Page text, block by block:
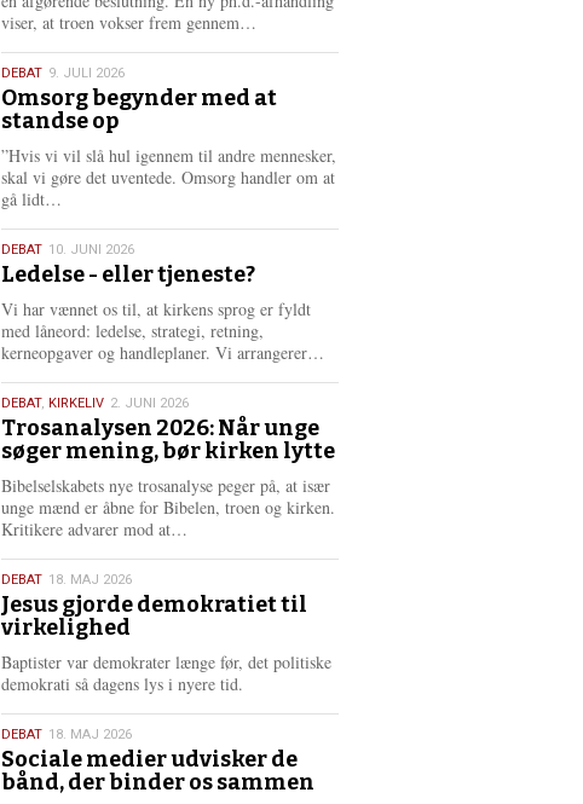
viser, at troen vokser frem gennem…
e
e
9.
juli
2026
DEBAT 9. JULI 2026
Omsorg begynder med at
standse op
”Hvis vi vil slå hul igennem til andre mennesker,
skal vi gøre det uventede. Omsorg handler om at
gå lidt…
s
e
r
e
10.
juni
2026
DEBAT 10. JUNI 2026
Ledelse - eller tjeneste?
Vi har vænnet os til, at kirkens sprog er fyldt
med låneord: ledelse, strategi, retning,
kerneopgaver og handleplaner. Vi arrangerer…
r
e
2.
juni
2026
DEBAT, KIRKELIV 2. JUNI 2026
Trosanalysen 2026: Når unge
søger mening, bør kirken lytte
Bibelselskabets nye trosanalyse peger på, at især
unge mænd er åbne for Bibelen, troen og kirken.
Kritikere advarer mod at…
e
e
18.
maj
2026
DEBAT 18. MAJ 2026
Jesus gjorde demokratiet til
virkelighed
Baptister var demokrater længe før, det politiske
demokrati så dagens lys i nyere tid.
18.
maj
2026
DEBAT 18. MAJ 2026
Sociale medier udvisker de
bånd, der binder os sammen